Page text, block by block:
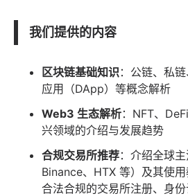
我们提供的内容
区块链基础知识：公链、私
应用（DApp）等概念解析
Web3 生态解析：NFT、
兴领域的介绍与发展趋势
合规交易所推荐：介绍全球
Binance、 HTX 等）及其使
合法合规的交易所注册、身